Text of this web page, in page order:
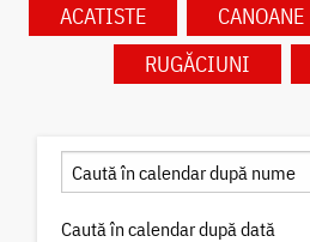
ACATISTE CANOANE
RUGĂCIUNI
Caută în calendar după dată